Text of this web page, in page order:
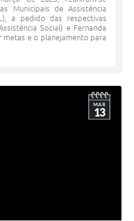
Municipais de Assistência
a pedido das respectivas
Social) e Fernanda
metas e o planejamento para
MAR
13